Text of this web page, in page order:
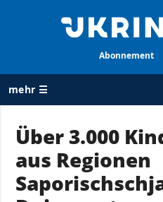
Abonnement
mehr ☰
ALLE
RUBRIKEN
Krieg
Über 3.000
aus Regionen